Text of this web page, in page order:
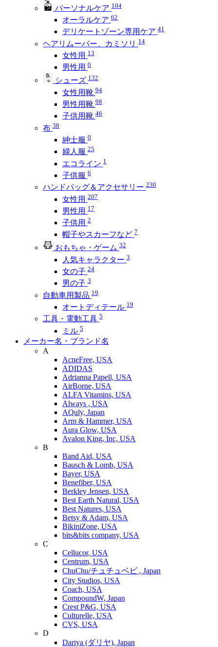
パーソナルケア 104
オーラルケア 62
デリケートゾーン専用ケア 41
ヘアリムーバー、カミソリ 14
女性用 13
男性用 0
シューズ 132
女性用靴 94
男性用靴 98
子供用靴 46
布 38
紳士服 0
婦人服 25
エコライン 1
子供服 6
ハンドバッグ＆アクセサリー 230
女性用 207
男性用 17
子供用 2
帽子やスカーフなど 7
おもちゃ・ゲーム 32
人気キャラクター 3
女の子 24
男の子 3
自動車用製品 19
オートディテール 19
工具・電動工具 5
ミル 5
メーカー名・ブランド名
A
AcneFree, USA
ADIDAS
Adrianna Papell, USA
AirBorne, USA
ALFA Vitamins, USA
Always , USA
AQuly, Japan
Arm & Hammer, USA
Aura Glow, USA
Avalon King, Inc, USA
B
Band Aid, USA
Bausch & Lomb, USA
Bayer, USA
Benefiber, USA
Berkley Jensen, USA
Best Earth Natural, USA
Best Natures, USA
Betsy & Adam, USA
BikiniZone, USA
bits&bits company, USA
C
Cellucor, USA
Centrum, USA
ChuChu/チュチュベビ , Japan
City Studios, USA
Coach, USA
CompoundW, Japan
Crest P&G, USA
Culturelle, USA
CVS, USA
D
Dariya (ダリヤ), Japan